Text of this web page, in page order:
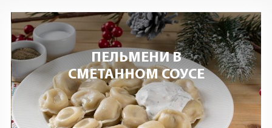
ПЕЛЬМЕНИ В
СМЕТАННОМ СОУСЕ